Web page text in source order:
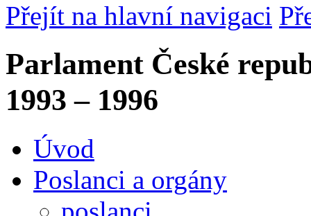
Přejít na hlavní navigaci
Parlament České
1993 – 1996
Úvod
Poslanci a orgány